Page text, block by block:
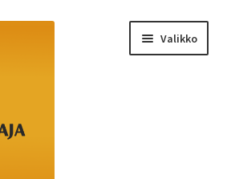
Valikko